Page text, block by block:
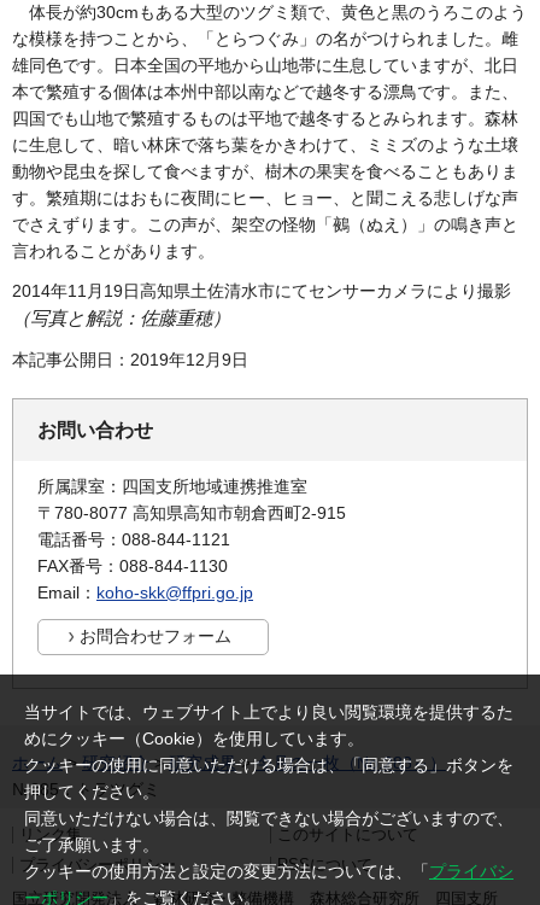
体長が約30cmもある大型のツグミ類で、黄色と黒のうろこのよう
な模様を持つことから、「とらつぐみ」の名がつけられました。雌
雄同色です。日本全国の平地から山地帯に生息していますが、北日
本で繁殖する個体は本州中部以南などで越冬する漂鳥です。また、
四国でも山地で繁殖するものは平地で越冬するとみられます。森林
に生息して、暗い林床で落ち葉をかきわけて、ミミズのような土壌
動物や昆虫を探して食べますが、樹木の果実を食べることもありま
す。繁殖期にはおもに夜間にヒー、ヒョー、と聞こえる悲しげな声
でさえずります。この声が、架空の怪物「鵺（ぬえ）」の鳴き声と
言われることがあります。
2014年11月19日高知県土佐清水市にてセンサーカメラにより撮影
（写真と解説：佐藤重穂）
本記事公開日：2019年12月9日
お問い合わせ
所属課室：四国支所地域連携推進室
〒780-8077 高知県高知市朝倉西町2-915
電話番号：088-844-1121
FAX番号：088-844-1130
Email： koho-skk@ffpri.go.jp
ホーム>研究紹介>研究成果>今月の一枚（No.283～） >
№285：トラツグミ
リンク集
このサイトについて
プライバシーポリシー
RSSについて
国立研究開発法人 森林研究・整備機構 森林総合研究所 四国支所
当サイトでは、ウェブサイト上でより良い閲覧環境を提供するた
めにクッキー（Cookie）を使用しています。
クッキーの使用に同意いただける場合は、「同意する」ボタンを
押してください。
同意いただけない場合は、閲覧できない場合がございますので、
ご了承願います。
クッキーの使用方法と設定の変更方法については、「プライバシ
ーポリシー」をご覧ください。